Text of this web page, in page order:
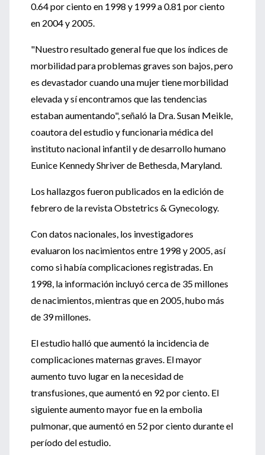
0.64 por ciento en 1998 y 1999 a 0.81 por ciento
en 2004 y 2005.
"Nuestro resultado general fue que los índices de
morbilidad para problemas graves son bajos, pero
es devastador cuando una mujer tiene morbilidad
elevada y sí encontramos que las tendencias
estaban aumentando", señaló la Dra. Susan Meikle,
coautora del estudio y funcionaria médica del
instituto nacional infantil y de desarrollo humano
Eunice Kennedy Shriver de Bethesda, Maryland.
Los hallazgos fueron publicados en la edición de
febrero de la revista Obstetrics & Gynecology.
Con datos nacionales, los investigadores
evaluaron los nacimientos entre 1998 y 2005, así
como si había complicaciones registradas. En
1998, la información incluyó cerca de 35 millones
de nacimientos, mientras que en 2005, hubo más
de 39 millones.
El estudio halló que aumentó la incidencia de
complicaciones maternas graves. El mayor
aumento tuvo lugar en la necesidad de
transfusiones, que aumentó en 92 por ciento. El
siguiente aumento mayor fue en la embolia
pulmonar, que aumentó en 52 por ciento durante el
período del estudio.